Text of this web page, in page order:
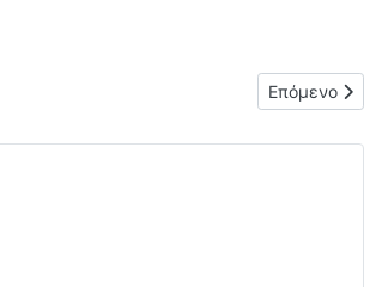
Επόμενο
Επόμενο